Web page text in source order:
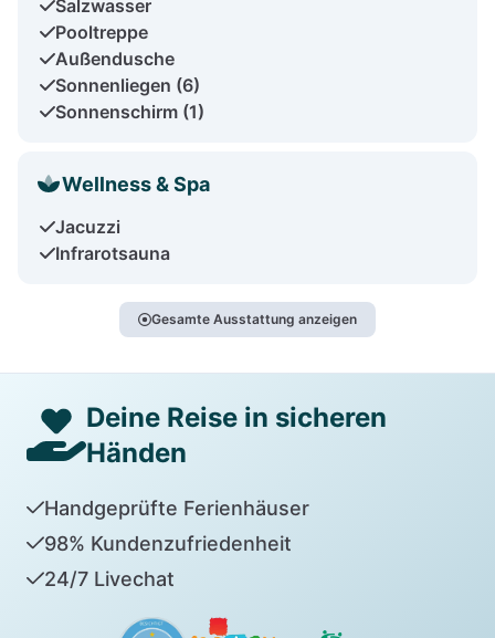
Salzwasser
Pooltreppe
Außendusche
Sonnenliegen (6)
Sonnenschirm (1)
Wellness & Spa
Jacuzzi
Infrarotsauna
Gesamte Ausstattung anzeigen
Deine Reise in sicheren
Händen
Handgeprüfte Ferienhäuser
98% Kundenzufriedenheit
24/7 Livechat